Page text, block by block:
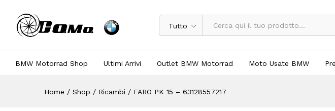
Tutto
BMW Motorrad Shop Ultimi Arrivi Outlet BMW Motorrad Moto Usate BMW
Home / Shop / Ricambi / FARO PK 15 – 63128557217